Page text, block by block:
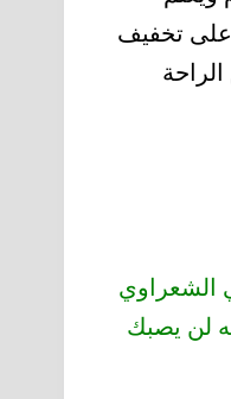
على تخفيف
الراحة
الشعراوي
لن يصبك